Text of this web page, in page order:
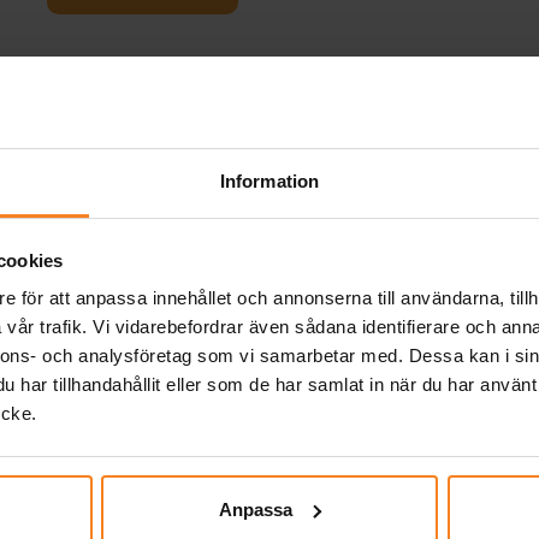
Information
för att anpassa innehållet och annonserna till användarna,
trafik. Vi vidarebefordrar även sådana identifierare och
och analysföretag som vi samarbetar med. Dessa kan i
har tillhandahållit eller som de har samlat in när du har
Anpassa
Relaterade produkter